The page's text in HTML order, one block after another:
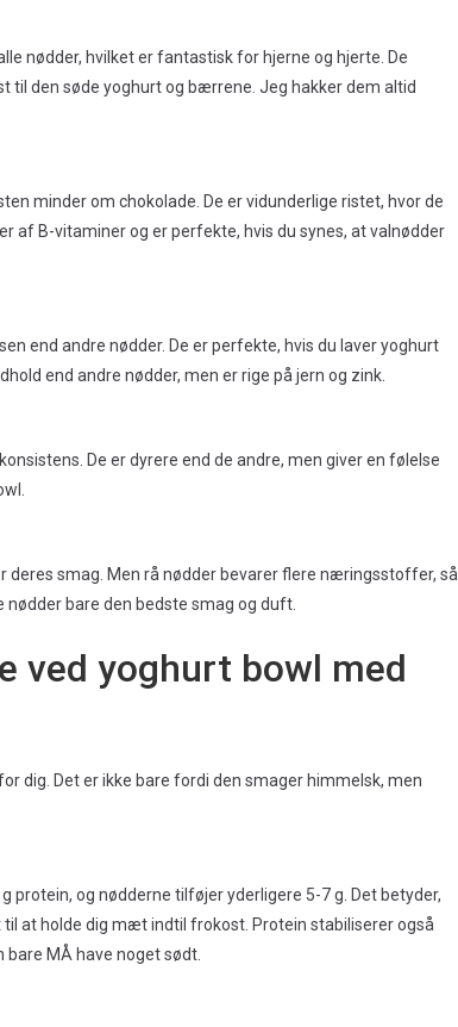
nødder, hvilket er fantastisk for hjerne og hjerte. De
til den søde yoghurt og bærrene. Jeg hakker dem altid
minder om chokolade. De er vidunderlige ristet, hvor de
af B-vitaminer og er perfekte, hvis du synes, at valnødder
end andre nødder. De er perfekte, hvis du laver yoghurt
end andre nødder, men er rige på jern og zink.
De er dyrere end de andre, men giver en følelse
smag. Men rå nødder bevarer flere næringsstoffer, så
bare den bedste smag og duft.
ved yoghurt bowl med
dig. Det er ikke bare fordi den smager himmelsk, men
protein, og nødderne tilføjer yderligere 5-7 g. Det betyder,
at holde dig mæt indtil frokost. Protein stabiliserer også
MÅ have noget sødt.